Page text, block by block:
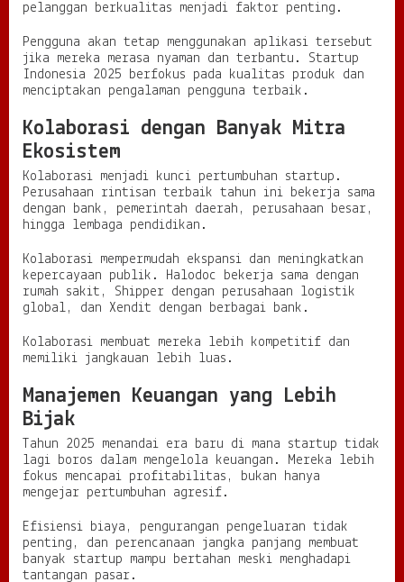
pelanggan berkualitas menjadi faktor penting.
Pengguna akan tetap menggunakan aplikasi tersebut
jika mereka merasa nyaman dan terbantu. Startup
Indonesia 2025 berfokus pada kualitas produk dan
menciptakan pengalaman pengguna terbaik.
Kolaborasi dengan Banyak Mitra
Ekosistem
Kolaborasi menjadi kunci pertumbuhan startup.
Perusahaan rintisan terbaik tahun ini bekerja sama
dengan bank, pemerintah daerah, perusahaan besar,
hingga lembaga pendidikan.
Kolaborasi mempermudah ekspansi dan meningkatkan
kepercayaan publik. Halodoc bekerja sama dengan
rumah sakit, Shipper dengan perusahaan logistik
global, dan Xendit dengan berbagai bank.
Kolaborasi membuat mereka lebih kompetitif dan
memiliki jangkauan lebih luas.
Manajemen Keuangan yang Lebih
Bijak
Tahun 2025 menandai era baru di mana startup tidak
lagi boros dalam mengelola keuangan. Mereka lebih
fokus mencapai profitabilitas, bukan hanya
mengejar pertumbuhan agresif.
Efisiensi biaya, pengurangan pengeluaran tidak
penting, dan perencanaan jangka panjang membuat
banyak startup mampu bertahan meski menghadapi
tantangan pasar.